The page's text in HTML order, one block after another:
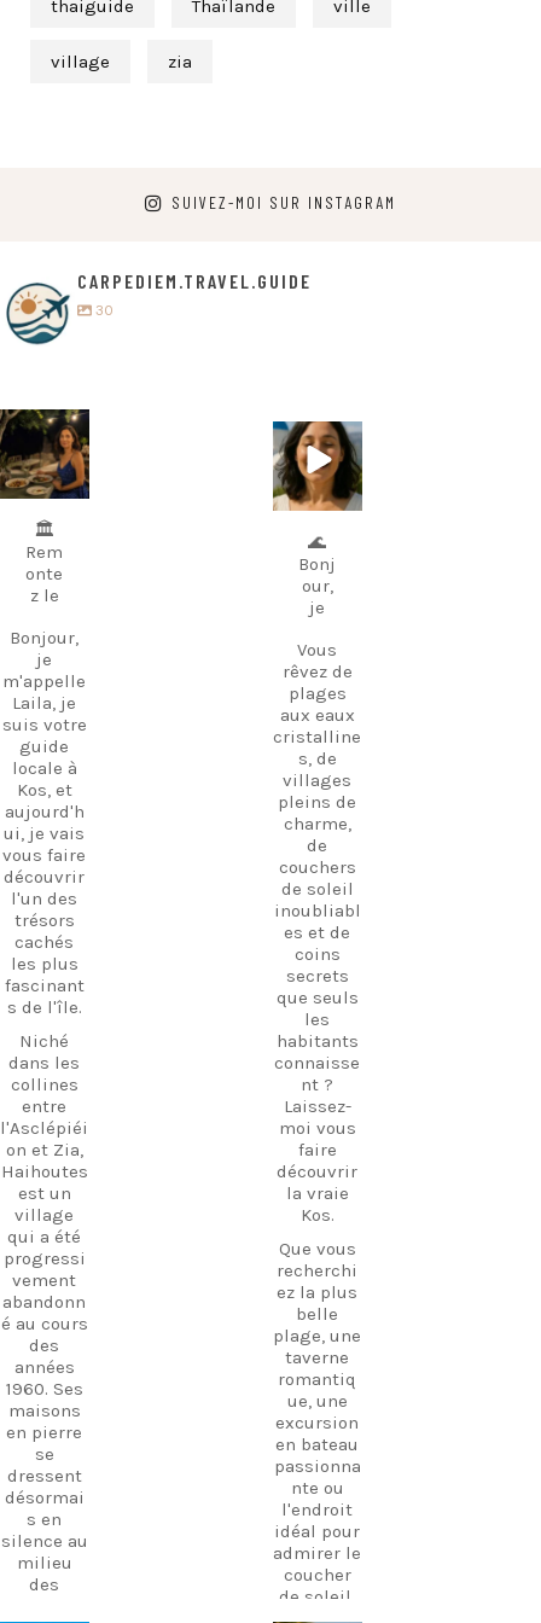
thaiguide Thaïlande ville
village zia
SUIVEZ-MOI SUR INSTAGRAM
CARPEDIEM.TRAVEL.GUIDE
30
carpediem.tr
avel.guide
🏛️
Rem
onte
z le
Bonjour,
je
m'appelle
Laila, je
suis votre
guide
locale à
Kos, et
aujourd'h
ui, je vais
vous faire
découvrir
l'un des
trésors
cachés
les plus
fascinant
s de l'île.
Niché
dans les
collines
entre
l'Asclépiéi
on et Zia,
Haihoutes
est un
village
qui a été
progressi
vement
abandonn
é au cours
des
années
1960. Ses
maisons
en pierre
se
dressent
désormai
s en
silence au
milieu
des
carpediem.tr
avel.guide
25 juin
🌊
Bonj
our,
je
Vous
rêvez de
plages
aux eaux
cristalline
s, de
villages
pleins de
charme,
de
couchers
de soleil
inoubliabl
es et de
coins
secrets
que seuls
les
habitants
connaisse
nt ?
Laissez-
moi vous
faire
découvrir
la vraie
Kos.
Que vous
recherchi
ez la plus
belle
plage, une
taverne
romantiq
ue, une
excursion
en bateau
passionna
nte ou
l'endroit
idéal pour
admirer le
coucher
de soleil,
je suis là